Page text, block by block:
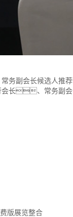
副会长候选人推荐
会长、常务
版展览整合